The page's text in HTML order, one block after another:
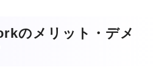
のメリット・デメ